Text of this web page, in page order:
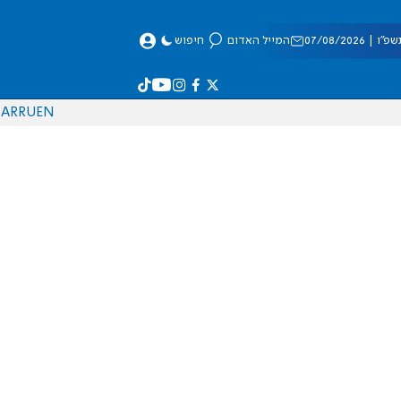
08/2026 המייל האדום חיפוש
EN
RU
AR